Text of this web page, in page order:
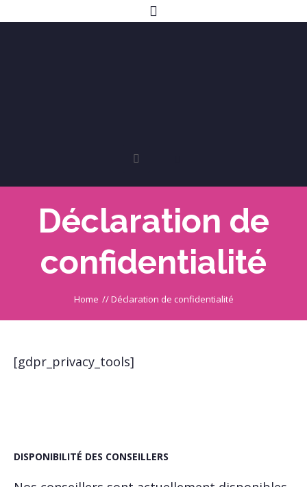
Déclaration de
confidentialité
Home //Déclaration de confidentialité
[gdpr_privacy_tools]
DISPONIBILITÉ DES CONSEILLERS